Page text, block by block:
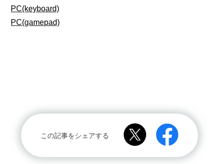
PC(keyboard)
PC(gamepad)
この記事をシェアする